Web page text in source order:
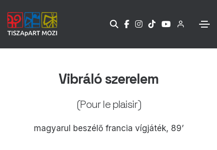
Vibráló szerelem
(Pour le plaisir)
magyarul beszélő francia vígjáték, 89’